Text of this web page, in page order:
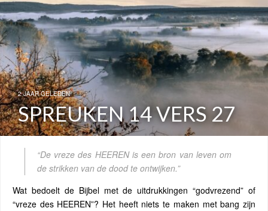
2 JAAR GELEDEN
SPREUKEN 14 VERS 27
“De vreze des HEEREN is een bron van leven om
de strikken van de dood te ontwijken.”
Wat bedoelt de Bijbel met de uitdrukkingen “godvrezend” of
“vreze des HEEREN”? Het heeft niets te maken met bang zijn